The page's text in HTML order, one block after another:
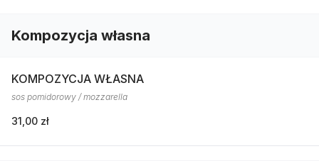
Kompozycja własna
KOMPOZYCJA WŁASNA
sos pomidorowy / mozzarella
31,00 zł